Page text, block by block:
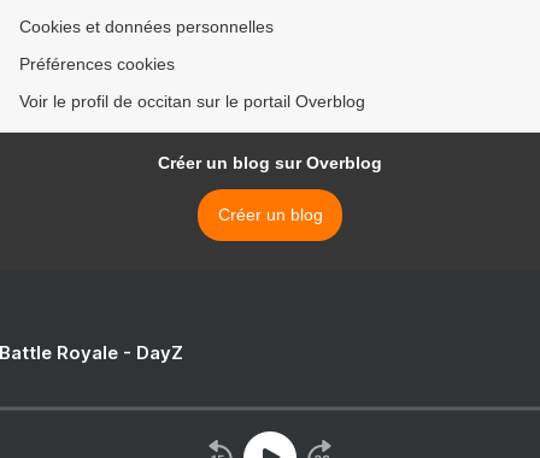
Cookies et données personnelles
Préférences cookies
Voir le profil de occitan sur le portail Overblog
Créer un blog sur Overblog
Créer un blog
Royale - DayZ